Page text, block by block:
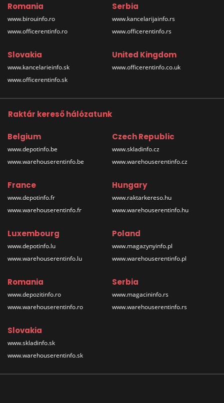
Romania
www.birouinfo.ro
www.officerentinfo.ro
Serbia
www.kancelarijainfo.rs
www.officerentinfo.rs
Slovakia
www.kancelarieinfo.sk
www.officerentinfo.sk
United Kingdom
www.officerentinfo.co.uk
Raktár kereső hálózatunk
Belgium
www.depotinfo.be
www.warehouserentinfo.be
Czech Republic
www.skladinfo.cz
www.warehouserentinfo.cz
France
www.depotinfo.fr
www.warehouserentinfo.fr
Hungary
www.raktarkereso.hu
www.warehouserentinfo.hu
Luxembourg
www.depotinfo.lu
www.warehouserentinfo.lu
Poland
www.magazynyinfo.pl
www.warehouserentinfo.pl
Romania
www.depozitinfo.ro
www.warehouserentinfo.ro
Serbia
www.magacininfo.rs
www.warehouserentinfo.rs
Slovakia
www.skladinfo.sk
www.warehouserentinfo.sk